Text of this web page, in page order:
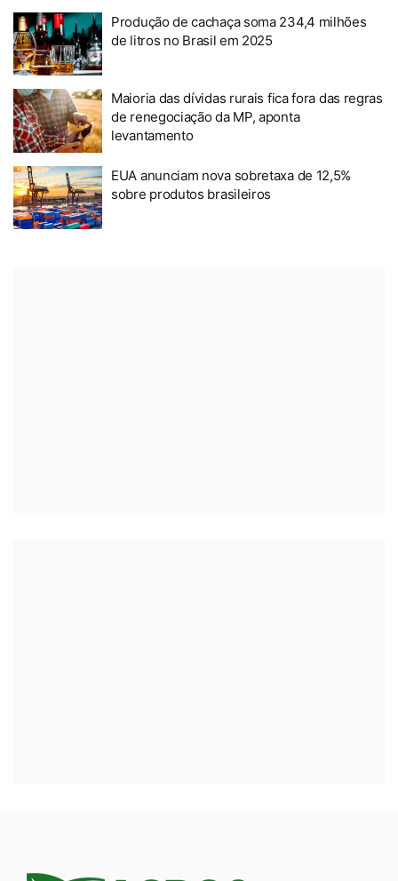
Produção de cachaça soma 234,4 milhões
de litros no Brasil em 2025
Maioria das dívidas rurais fica fora das regras
de renegociação da MP, aponta
levantamento
EUA anunciam nova sobretaxa de 12,5%
sobre produtos brasileiros